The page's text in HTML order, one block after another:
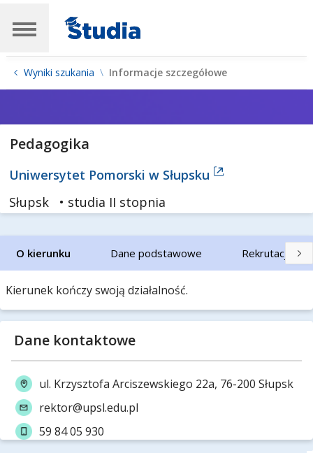
Wyniki szukania Informacje szczegółowe
Pedagogika
Uniwersytet Pomorski w Słupsku
Słupsk
• studia II stopnia
O kierunku Dane podstawowe Rekrutacja
Kierunek kończy swoją działalność.
Dane kontaktowe
ul. Krzysztofa Arciszewskiego 22a, 76-200 Słupsk
rektor@upsl.edu.pl
59 84 05 930